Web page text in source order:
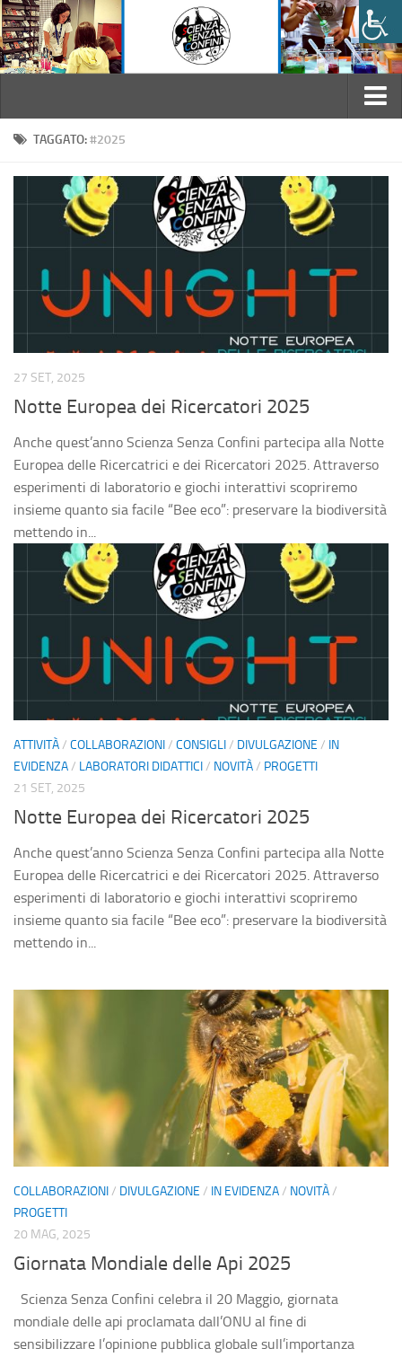
Home
Chi siamo
Statuto
Il Consiglio Direttivo
Convenzioni
Attività
Laboratori didattici
Divulgazione
Consigli
Agenda eventi
Collaborazioni
Novità
Progetti
Pubblicazioni
Galleria
Foto
Video
Sostienici
Diventa socio
Fai una donazione
5×1000
Contatti
TAGGATO:#2025
27 SET, 2025
Notte Europea dei Ricercatori 2025
Anche quest’anno Scienza Senza Confini partecipa alla Notte
Europea delle Ricercatrici e dei Ricercatori 2025. Attraverso
esperimenti di laboratorio e giochi interattivi scopriremo
insieme quanto sia facile “Bee eco”: preservare la biodiversità
mettendo in...
ATTIVITÀ/ COLLABORAZIONI/ CONSIGLI/ DIVULGAZIONE / IN
EVIDENZA/ LABORATORI DIDATTICI/ NOVITÀ/ PROGETTI
21 SET, 2025
Notte Europea dei Ricercatori 2025
Anche quest’anno Scienza Senza Confini partecipa alla Notte
Europea delle Ricercatrici e dei Ricercatori 2025. Attraverso
esperimenti di laboratorio e giochi interattivi scopriremo
insieme quanto sia facile “Bee eco”: preservare la biodiversità
mettendo in...
COLLABORAZIONI/ DIVULGAZIONE / IN EVIDENZA/ NOVITÀ/
PROGETTI
20 MAG, 2025
Giornata Mondiale delle Api 2025
Scienza Senza Confini celebra il 20 Maggio, giornata
mondiale delle api proclamata dall’ONU al fine di
sensibilizzare l’opinione pubblica globale sull’importanza